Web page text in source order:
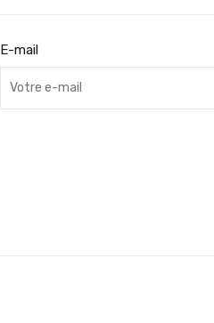
E-mail